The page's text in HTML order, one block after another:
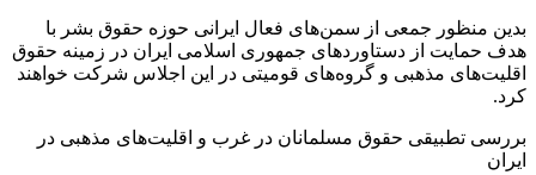
بدین منظور جمعی از سمن‌های فعال ایرانی حوزه حقوق بشر با
هدف حمایت از دستاوردهای جمهوری اسلامی ایران در زمینه حقوق
اقلیت‌های مذهبی و گروه‌های قومیتی در این اجلاس شرکت خواهند
کرد.
بررسی تطبیقی حقوق مسلمانان در غرب و اقلیت‌های مذهبی در
ایران